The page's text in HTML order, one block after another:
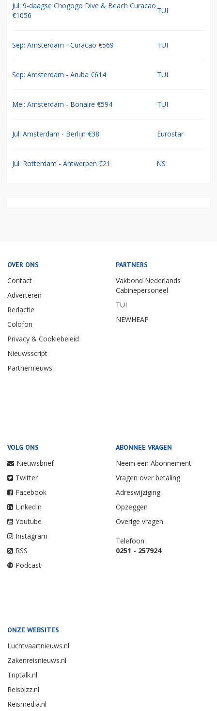
Jul: 9-daagse Chogogo Dive & Beach Curacao
€1056
TUI
Sep: Amsterdam - Curacao €569 TUI
Sep: Amsterdam - Aruba €614 TUI
Mei: Amsterdam - Bonaire €594 TUI
Jul: Amsterdam - Berlijn €38 Eurostar
Jul: Rotterdam - Antwerpen €21 NS
OVER ONS
Contact
Adverteren
Redactie
Colofon
Privacy & Cookiebeleid
Nieuwsscript
Partnernieuws
PARTNERS
Vakbond Nederlands
Cabinepersoneel
TUI
NEWHEAP
VOLG ONS
Nieuwsbrief
Twitter
Facebook
LinkedIn
Youtube
Instagram
RSS
Podcast
ABONNEE VRAGEN
Neem een Abonnement
Vragen over betaling
Adreswijziging
Opzeggen
Overige vragen
Telefoon:
0251 - 257924
ONZE WEBSITES
Luchtvaartnieuws.nl
Zakenreisnieuws.nl
Triptalk.nl
Reisbizz.nl
Reismedia.nl